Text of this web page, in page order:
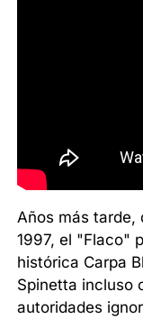
Años más
1997, el "Flaco"
histórica Carpa
Spinetta incluso
autoridades